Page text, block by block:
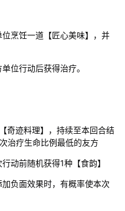
烹饪一道【匠心美味】，并
位行动后获得治疗。
奇迹料理】，持续至本回合结
治疗生命比例最低的友方
动前随机获得1种【食韵】
加负面效果时，有概率使本次